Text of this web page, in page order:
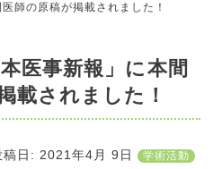
師の原稿が掲載されました！
医事新報」に本間
載されました！
稿日: 2021年4月 9日 学術活動